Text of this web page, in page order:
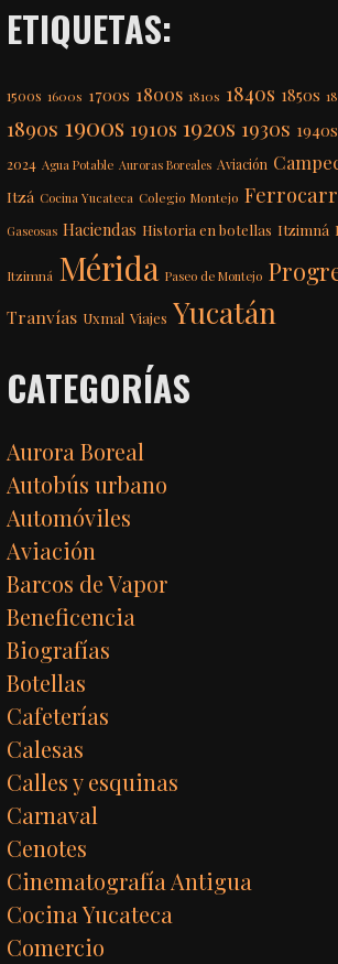
ETIQUETAS:
1500s 1600s 1700s 1800s 1810s 1840s 1850s
1890s 1900s 1910s 1920s 1930s 1940s
2024 Agua Potable Auroras Boreales Aviación
Itzá Cocina Yucateca Colegio Montejo
Gaseosas Haciendas Historia en botellas Itzimná
Itzimná Mérida Paseo de Montejo
Tranvías Uxmal Viajes Yucatán
CATEGORÍAS
Aurora Boreal
Autobús urbano
Automóviles
Aviación
Barcos de Vapor
Beneficencia
Biografías
Botellas
Cafeterías
Calesas
Calles y esquinas
Carnaval
Cenotes
Cinematografía Antigua
Cocina Yucateca
Comercio